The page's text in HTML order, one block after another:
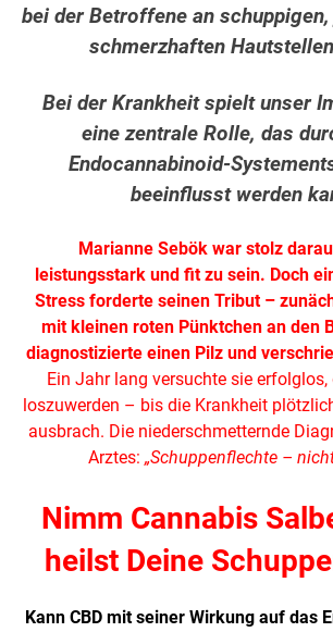
bei der Betroffene an
schmerzhaften
Bei der Krankheit spielt unser
eine zentrale Rolle, das
Endocannabinoid-
beeinflusst werden
Marianne Sebök war stolz
leistungsstark und fit zu sein. Doch
Stress forderte seinen Tribut –
mit kleinen roten Pünktchen an den
diagnostizierte einen Pilz und
Ein Jahr lang versuchte sie erfolglos,
loszuwerden – bis die Krankheit
ausbrach. Die niederschmetternde
Arztes: „Schuppenflechte –
Nimm Cannabis
heilst Deine
Kann CBD mit seiner Wirkung auf das